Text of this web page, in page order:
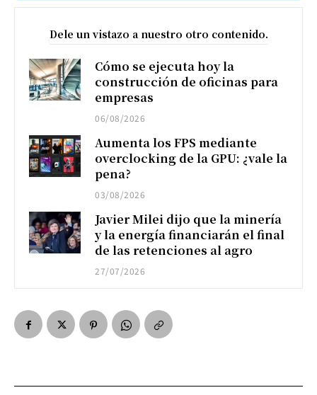
Dele un vistazo a nuestro otro contenido.
Cómo se ejecuta hoy la
construcción de oficinas para
empresas
06/08/2026
Aumenta los FPS mediante
overclocking de la GPU: ¿vale la
pena?
03/08/2026
Javier Milei dijo que la minería
y la energía financiarán el final
de las retenciones al agro
27/07/2026